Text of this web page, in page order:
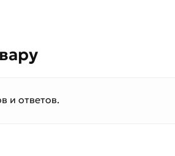
и ответов.